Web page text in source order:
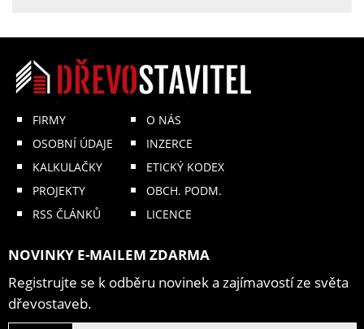
FIRMY
OSOBNÍ ÚDAJE
KALKULAČKY
PROJEKTY
RSS ČLÁNKŮ
O NÁS
INZERCE
ETICKÝ KODEX
OBCH. PODM.
LICENCE
NOVINKY E-MAILEM ZDARMA
Registrujte se k odběru novinek a zajímavostí ze světa
dřevostaveb.